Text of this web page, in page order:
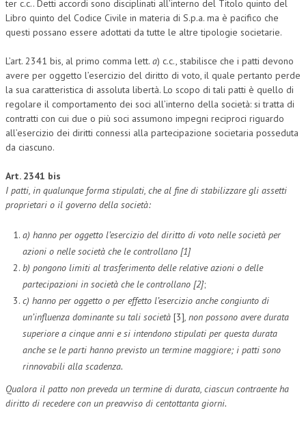
ter c.c.. Detti accordi sono disciplinati all’interno del Titolo quinto del
Libro quinto del Codice Civile in materia di S.p.a. ma è pacifico che
questi possano essere adottati da tutte le altre tipologie societarie.
L’art. 2341 bis, al primo comma lett. a) c.c., stabilisce che i patti devono
avere per oggetto l’esercizio del diritto di voto, il quale pertanto perde
la sua caratteristica di assoluta libertà. Lo scopo di tali patti è quello di
regolare il comportamento dei soci all’interno della società: si tratta di
contratti con cui due o più soci assumono impegni reciproci riguardo
all’esercizio dei diritti connessi alla partecipazione societaria posseduta
da ciascuno.
Art. 2341 bis
I patti, in qualunque forma stipulati, che al fine di stabilizzare gli assetti
proprietari o il governo della società:
a) hanno per oggetto l’esercizio del diritto di voto nelle società per
azioni o nelle società che le controllano [1]
b) pongono limiti al trasferimento delle relative azioni o delle
partecipazioni in società che le controllano [2];
c) hanno per oggetto o per effetto l’esercizio anche congiunto di
un’influenza dominante su tali società [3], non possono avere durata
superiore a cinque anni e si intendono stipulati per questa durata
anche se le parti hanno previsto un termine maggiore; i patti sono
rinnovabili alla scadenza.
Qualora il patto non preveda un termine di durata, ciascun contraente ha
diritto di recedere con un preavviso di centottanta giorni.